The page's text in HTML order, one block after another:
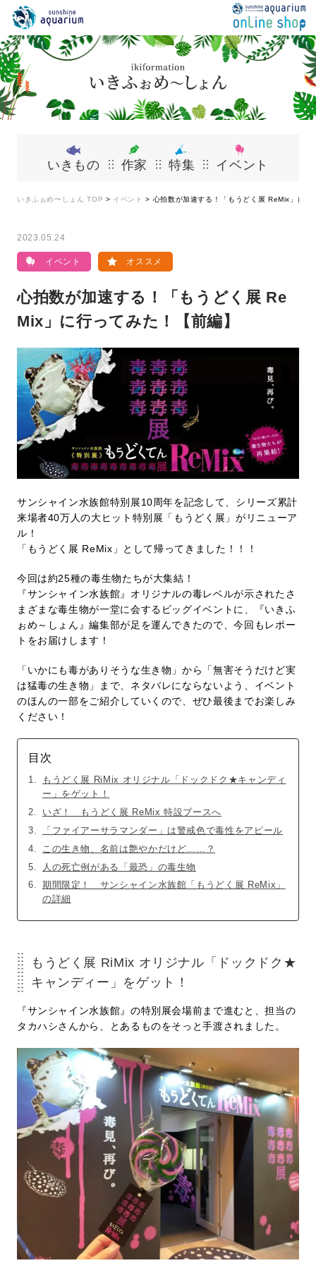
いきもの 作家 特集 イベント
いきふぉめ〜しょん TOP > イベント > 心拍数が加速する！「もうどく展 ReMix」に行
2023.05.24
イベント オススメ
心拍数が加速する！「もうどく展 Re
Mix」に行ってみた！【前編】
サンシャイン水族館特別展10周年を記念して、シリーズ累計
来場者40万人の大ヒット特別展「もうどく展」がリニューア
ル！
「もうどく展 ReMix」として帰ってきました！！！
今回は約25種の毒生物たちが大集結！
『サンシャイン水族館』オリジナルの毒レベルが示されたさ
まざまな毒生物が一堂に会するビッグイベントに、『いきふ
ぉめ～しょん』編集部が足を運んできたので、今回もレポー
トをお届けします！
「いかにも毒がありそうな生き物」から「無害そうだけど実
は猛毒の生き物」まで、ネタバレにならないよう、イベント
のほんの一部をご紹介していくので、ぜひ最後までお楽しみ
ください！
目次
もうどく展 RiMix オリジナル「ドックドク★キャンディ
ー」をゲット！
いざ！ もうどく展 ReMix 特設ブースへ
「ファイアーサラマンダー」は警戒色で毒性をアピール
この生き物、名前は艶やかだけど……？
人の死亡例がある「最恐」の毒生物
期間限定！ サンシャイン水族館「もうどく展 ReMix」
の詳細
もうどく展 RiMix オリジナル「ドックドク★
キャンディー」をゲット！
『サンシャイン水族館』の特別展会場前まで進むと、担当の
タカハシさんから、とあるものをそっと手渡されました。